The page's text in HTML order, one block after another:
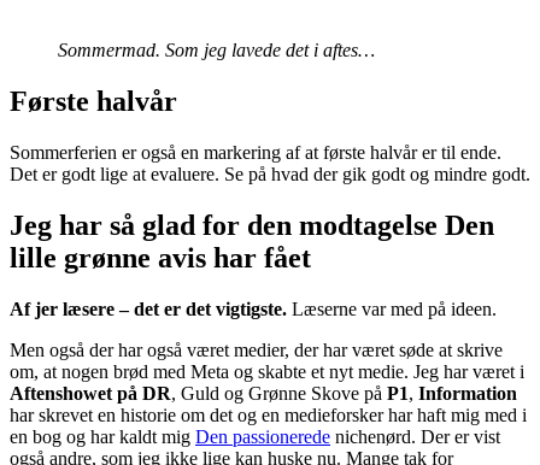
Sommermad. Som jeg lavede det i aftes…
Første halvår
Sommerferien er også en markering af at første halvår er til ende.
Det er godt lige at evaluere. Se på hvad der gik godt og mindre godt.
Jeg har så glad for den modtagelse Den
lille grønne avis har fået
Af jer læsere – det er det vigtigste. Læserne var med på ideen.
Men også der har også været medier, der har været søde at skrive
om, at nogen brød med Meta og skabte et nyt medie. Jeg har været i
Aftenshowet på DR, Guld og Grønne Skove på P1, Information
har skrevet en historie om det og en medieforsker har haft mig med i
en bog og har kaldt mig Den passionerede nichenørd. Der er vist
også andre, som jeg ikke lige kan huske nu. Mange tak for